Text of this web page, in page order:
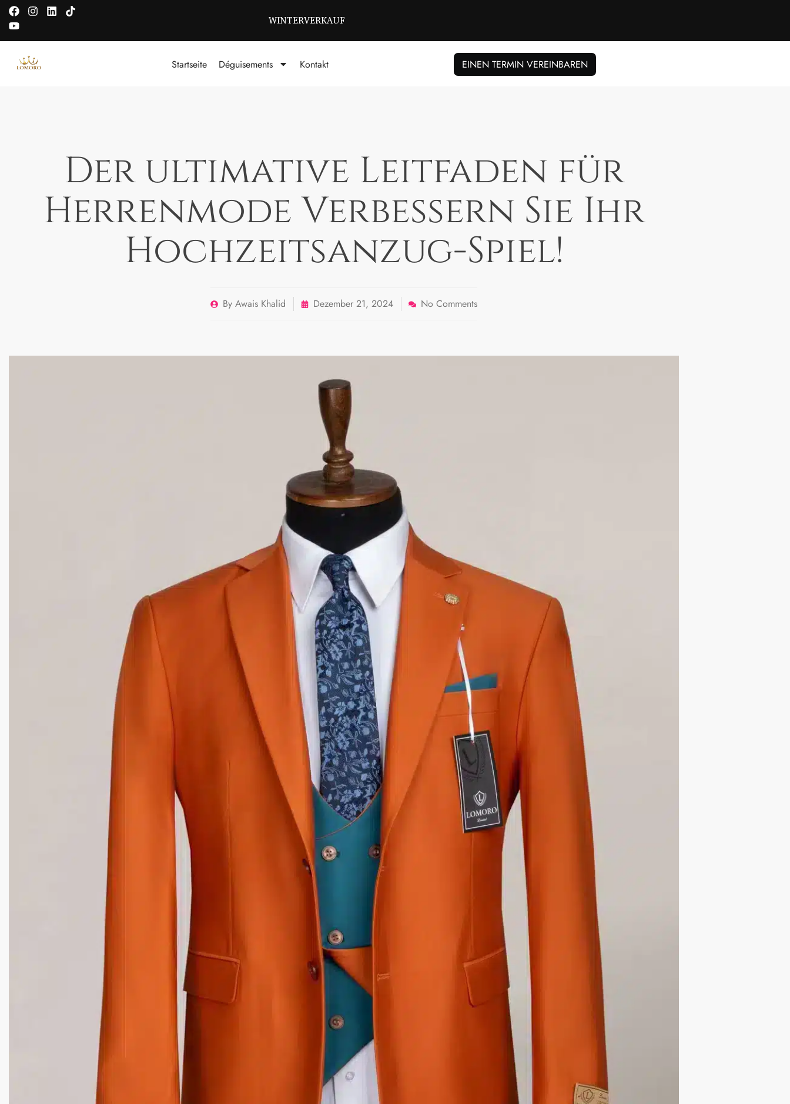
GROSSE GRÖSSEN BISCHIKBAR T/M 72
Startseite Déguisements Kontakt EINEN TERMIN VEREINBAREN
Der ultimative Leitfaden für
Herrenmode Verbessern Sie Ihr
Hochzeitsanzug-Spiel!
By Awais Khalid Dezember 21, 2024 No Comments